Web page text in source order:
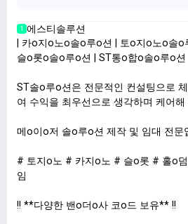
1 에스티솔루션
| 카o지o노o솔o루o션 | 토o지o노o솔o
슬o롯o솔o루o션 | ST통o합o솔o루o션
ST솔o루o션은 전문적인 컨설팅으로
여 수익을 최우선으로 생각하며 케어해
메o이o저 솔o루o션 제작 및 임대 전문
# 토지o노 # 카지o노 # 슬o롯 # 홀o
임
!! **다양한 밴o더o사 코o드 보유** !!